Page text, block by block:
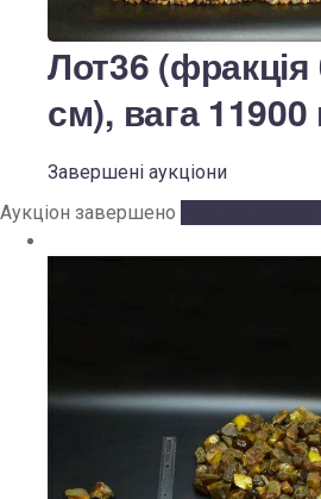
Лот36 (фракція
см), вага 11900
Завершені аукціони
Аукціон завершено